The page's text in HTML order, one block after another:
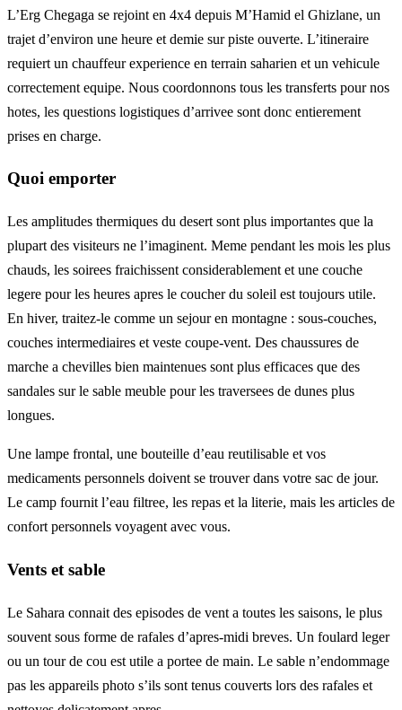
L’Erg Chegaga se rejoint en 4x4 depuis M’Hamid el Ghizlane, un
trajet d’environ une heure et demie sur piste ouverte. L’itineraire
requiert un chauffeur experience en terrain saharien et un vehicule
correctement equipe. Nous coordonnons tous les transferts pour nos
hotes, les questions logistiques d’arrivee sont donc entierement
prises en charge.
Quoi emporter
Les amplitudes thermiques du desert sont plus importantes que la
plupart des visiteurs ne l’imaginent. Meme pendant les mois les plus
chauds, les soirees fraichissent considerablement et une couche
legere pour les heures apres le coucher du soleil est toujours utile.
En hiver, traitez-le comme un sejour en montagne : sous-couches,
couches intermediaires et veste coupe-vent. Des chaussures de
marche a chevilles bien maintenues sont plus efficaces que des
sandales sur le sable meuble pour les traversees de dunes plus
longues.
Une lampe frontal, une bouteille d’eau reutilisable et vos
medicaments personnels doivent se trouver dans votre sac de jour.
Le camp fournit l’eau filtree, les repas et la literie, mais les articles de
confort personnels voyagent avec vous.
Vents et sable
Le Sahara connait des episodes de vent a toutes les saisons, le plus
souvent sous forme de rafales d’apres-midi breves. Un foulard leger
ou un tour de cou est utile a portee de main. Le sable n’endommage
pas les appareils photo s’ils sont tenus couverts lors des rafales et